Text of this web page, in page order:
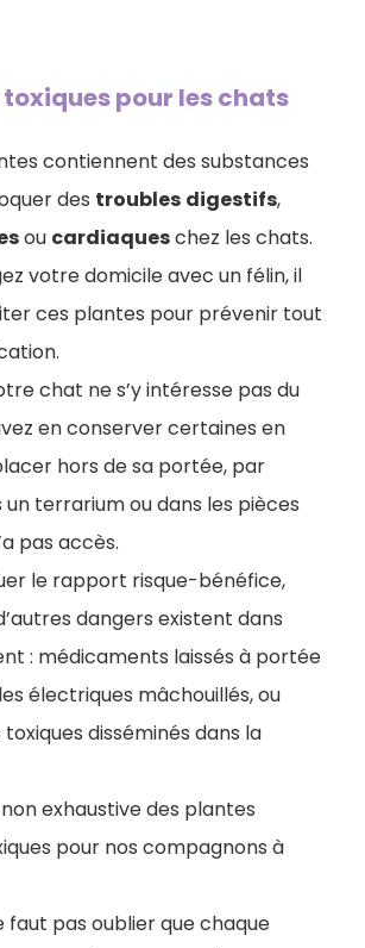
pour les chats
contiennent des substances
des troubles digestifs,
ou cardiaqueschez les chats.
votre domicile avec un félin, il
ces plantes pour prévenir tout
chat ne s’y intéresse pas du
en conserver certaines en
hors de sa portée, par
terrarium ou dans les pièces
pas accès.
le rapport risque-bénéfice,
dangers existent dans
: médicaments laissés à portée
électriques mâchouillés, ou
disséminés dans la
exhaustive des plantes
pour nos compagnons à
faut pas oublier que chaque